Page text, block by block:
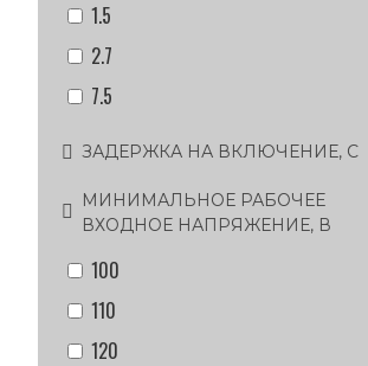
1.5
2.7
7.5
ЗАДЕРЖКА НА ВКЛЮЧЕНИЕ, С
МИНИМАЛЬНОЕ РАБОЧЕЕ
ВХОДНОЕ НАПРЯЖЕНИЕ, В
100
110
120